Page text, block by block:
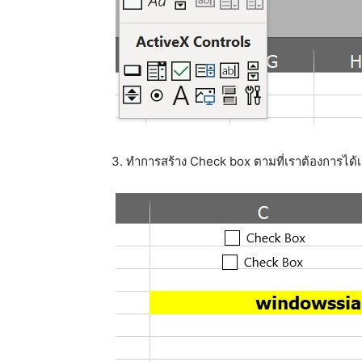
3. ทำการสร้าง Check box ตามที่เราต้องการได้